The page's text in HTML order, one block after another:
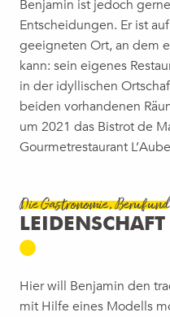
Benjamin ist jedoch
Entscheidungen. Er ist
geeigneten Ort, an dem
kann: sein eigenes
in der idyllischen
beiden vorhandenen
um 2021 das Bistrot de
Gourmetrestaurant
Die Gastronomie, Beruf und
LEIDENSCHAFT
Hier will Benjamin den
mit Hilfe eines Modells